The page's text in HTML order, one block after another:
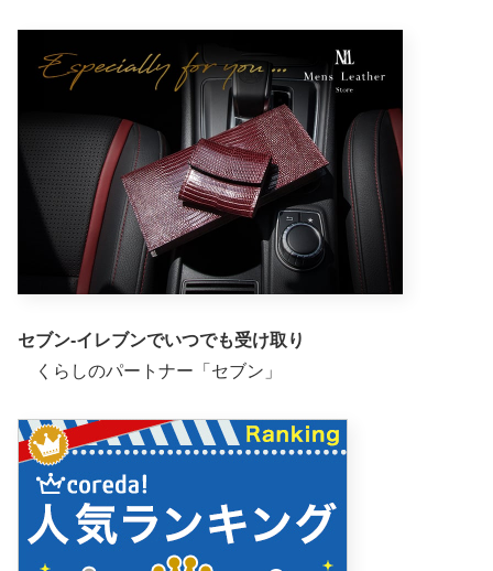
セブン-イレブンでいつでも受け取り
くらしのパートナー「セブン」